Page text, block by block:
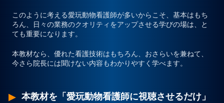
このように考える愛玩動物看護師が多いからこそ、基本はもち
ろん、日々の業務のクオリティをアップさせる学びの場は、と
ても重要になります。
本教材なら、優れた看護技術はもちろん、おさらいを兼ねて、
今さら院長には聞けない内容もわかりやすく学べます。
本教材を「愛玩動物看護師に視聴させるだけ」